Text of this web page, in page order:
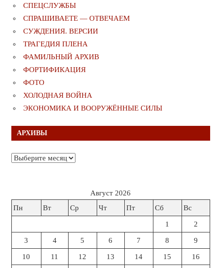
СПЕЦСЛУЖБЫ
СПРАШИВАЕТЕ — ОТВЕЧАЕМ
СУЖДЕНИЯ. ВЕРСИИ
ТРАГЕДИЯ ПЛЕНА
ФАМИЛЬНЫЙ АРХИВ
ФОРТИФИКАЦИЯ
ФОТО
ХОЛОДНАЯ ВОЙНА
ЭКОНОМИКА И ВООРУЖЁННЫЕ СИЛЫ
АРХИВЫ
Архивы
Август 2026
Пн
Вт Ср Чт Пт Сб Вс
1 2
3 4 5 6 7 8 9
10 11 12 13 14 15 16